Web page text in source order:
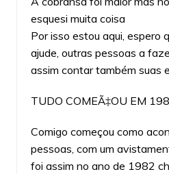
esquesi muita coisa
Por isso estou aqui, espero
ajude, outras pessoas a
assim contar também suas
TUDO COMEÃ‡OU EM
Comigo começou como
pessoas, com um
foi assim no ano de 1982